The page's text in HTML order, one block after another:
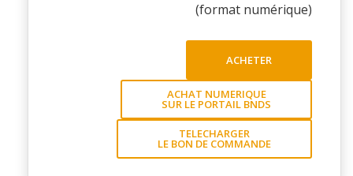
(format numérique)
ACHETER
ACHAT NUMERIQUE
SUR LE PORTAIL BNDS
TELECHARGER
LE BON DE COMMANDE